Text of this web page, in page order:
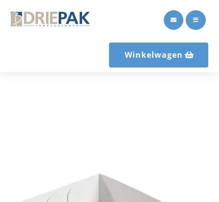
 
Winkelwagen